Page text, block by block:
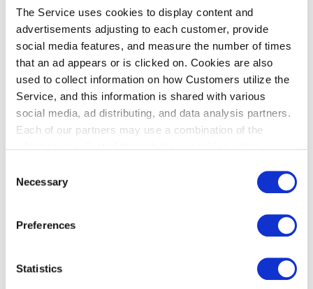
The Service uses cookies to display content and
advertisements adjusting to each customer, provide
social media features, and measure the number of times
that an ad appears or is clicked on. Cookies are also
used to collect information on how Customers utilize the
Service, and this information is shared with various
social media, ad distributing, and data analysis partners.
Each of our partners may use a combination of the
well as other information collected by our partners when
Please see
Selection
Necessary
Preferences
Statistics
이용자는 이 요청에 응하는 것에 대해 사전에 승낙합니다. 돌보미
서비스 이용자가 해당 요청에 응하지 않을 경우 관리자는 돌보미
서비스의 제공을 거절할 수 있습니다.
제5장 이용 정지 및 제공 정지
서비스 이용자(이하 “돌보미 서비스 이용자 등”이라 총칭한다.)에
대해 다음의 제시 사항 중에 사유가 있다고 판단했을 경우 돌보미
서비스 예약 등 를 취소하거나, 돌보미 서비스의 제공 개시 후에,
돌보미 서비스의 제공을 중지할 수 있습니다. 또한, 이 경우 관리
대해서 이유 여하와 관계없이 어떠한 책임을 지지 않습니다.